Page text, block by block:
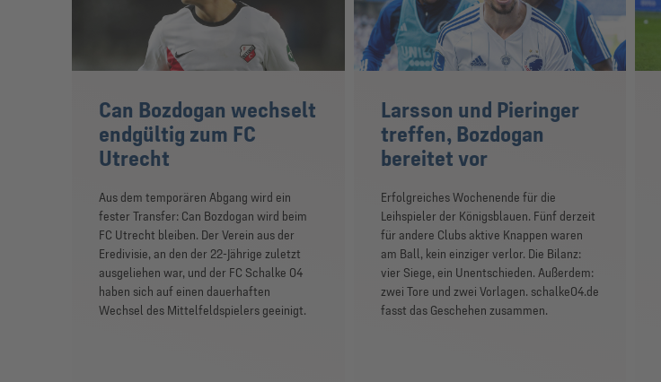
Can Bozdogan wechselt
endgültig zum FC
Utrecht
Aus dem temporären Abgang wird ein
fester Transfer: Can Bozdogan wird beim
FC Utrecht bleiben. Der Verein aus der
Eredivisie, an den der 22-Jährige zuletzt
ausgeliehen war, und der FC Schalke 04
haben sich auf einen dauerhaften
Wechsel des Mittelfeldspielers geeinigt.
Larsson und Pieringer
treffen, Bozdogan
bereitet vor
Erfolgreiches Wochenende für die
Leihspieler der Königsblauen. Fünf derzeit
für andere Clubs aktive Knappen waren
am Ball, kein einziger verlor. Die Bilanz:
vier Siege, ein Unentschieden. Außerdem:
zwei Tore und zwei Vorlagen. schalke04.de
fasst das Geschehen zusammen.